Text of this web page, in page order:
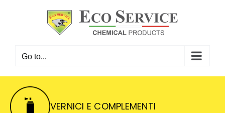
Go to...
VERNICI E COMPLEMENTI